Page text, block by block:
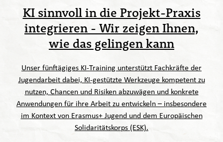
KI sinnvoll in die Projekt-Praxis
integrieren - Wir zeigen Ihnen,
wie das gelingen kann
Unser fünftägiges KI-Training unterstützt Fachkräfte der
Jugendarbeit dabei, KI-gestützte Werkzeuge kompetent zu
nutzen, Chancen und Risiken abzuwägen und konkrete
Anwendungen für ihre Arbeit zu entwickeln – insbesondere
im Kontext von Erasmus+ Jugend und dem Europäischen
Solidaritätskorps (ESK).